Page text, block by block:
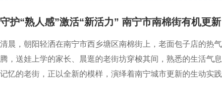
守护“熟人感”激活“新活力” 南宁市南棉街有机更新
清晨，朝阳轻洒在南宁市西乡塘区南棉街上，老面包子店的热
腾，送娃上学的家长、晨逛的老街坊穿梭其间，熟悉的生活气
记忆的老街，正以全新的模样，演绎着南宁城市更新的生动